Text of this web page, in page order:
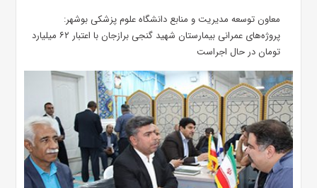
معاون توسعه مدیریت و منابع دانشگاه علوم پزشکی بوشهر:
پروژه‌های عمرانی بیمارستان شهید گنجی برازجان با اعتبار ۶۲ میلیارد
تومان در حال اجراست